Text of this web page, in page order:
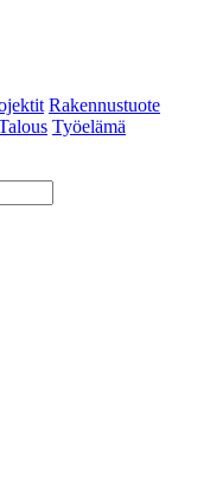
Rakennustuote
Työelämä